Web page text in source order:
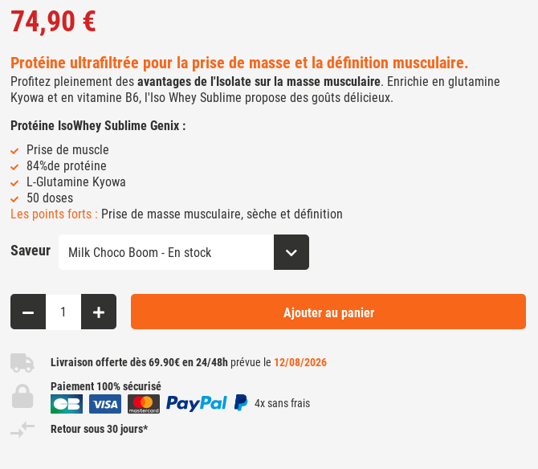
74,90 €
Protéine ultrafiltrée pour la prise de masse et la définition musculaire.
Profitez pleinement des avantages de l'Isolate sur la masse musculaire. Enrichie en glutamine
Kyowa et en vitamine B6, l'Iso Whey Sublime propose des goûts délicieux.
Protéine IsoWhey Sublime Genix :
Prise de muscle
84%de protéine
L-Glutamine Kyowa
50 doses
Les points forts : Prise de masse musculaire, sèche et définition
Saveur
Ajouter au panier
Livraison offerte dès 69.90€ en 24/48h prévue le 12/08/2026
Paiement 100% sécurisé
4x sans frais
Retour sous 30 jours*